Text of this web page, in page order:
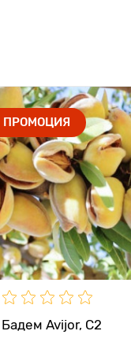
ПРОМОЦИЯ
Бадем Avijor, С2